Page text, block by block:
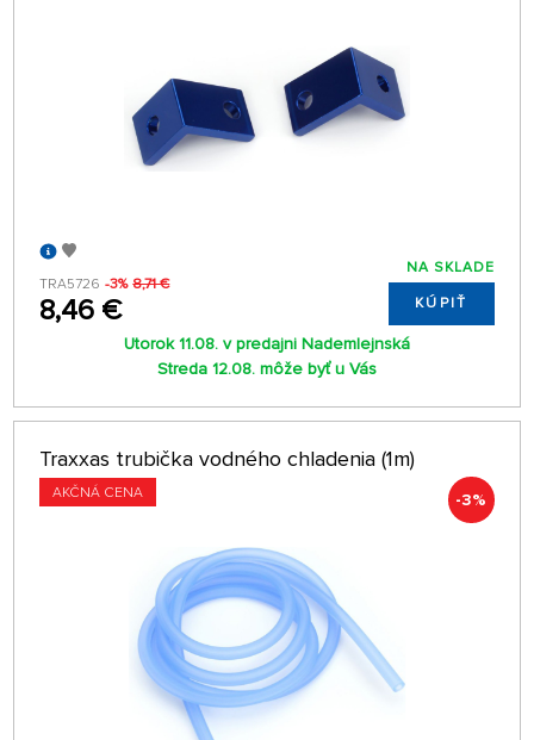
TRA5726 -3% 8,71 €
8,46 €
NA SKLADE
KÚPIŤ
Utorok 11.08. v predajni Nademlejnská
Streda 12.08. môže byť u Vás
Traxxas trubička vodného chladenia (1m)
AKČNÁ CENA -3%